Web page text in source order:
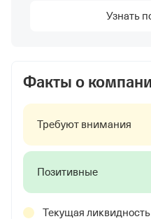
Узнать
Факты о
Требуют внимания
Позитивные
Текущая ликвидность